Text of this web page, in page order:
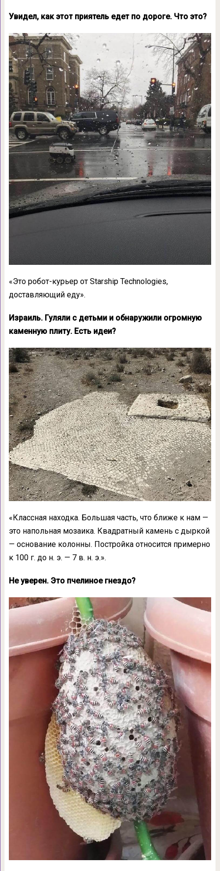
Увидел, как этот приятель едет по дороге. Что это?
«Это робот-курьер от Starship Technologies,
доставляющий еду».
Израиль. Гуляли с детьми и обнаружили огромную
каменную плиту. Есть идеи?
«Классная находка. Большая часть, что ближе к нам —
это напольная мозаика. Квадратный камень с дыркой
— основание колонны. Постройка относится примерно
к 100 г. до н. э. — 7 в. н. э.».
Не уверен. Это пчелиное гнездо?